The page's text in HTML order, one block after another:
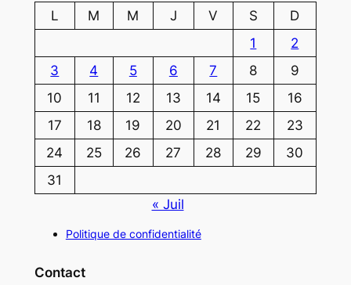
L
M M J V S
D
1
2
3
4 5 6 7 8
9
10
11 12 13 14 15
16
17
18 19 20 21 22
23
24
25 26 27 28 29
30
31
« Juil
Politique de confidentialité
Contact